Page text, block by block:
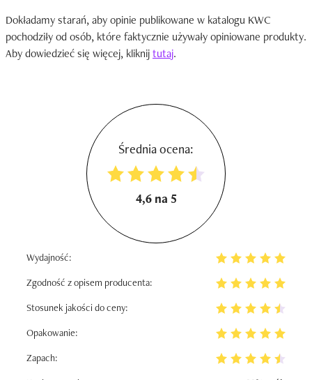
Dokładamy starań, aby opinie publikowane w katalogu KWC
pochodziły od osób, które faktycznie używały opiniowane produkty.
Aby dowiedzieć się więcej, kliknijtutaj.
Średnia ocena:
4,6 na 5
Wydajność:
Zgodność z opisem producenta:
Stosunek jakości do ceny:
Opakowanie:
Zapach: